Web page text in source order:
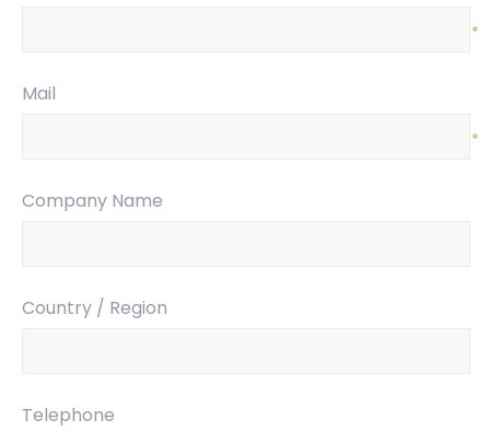
*
Mail
*
Company Name
Country / Region
Telephone